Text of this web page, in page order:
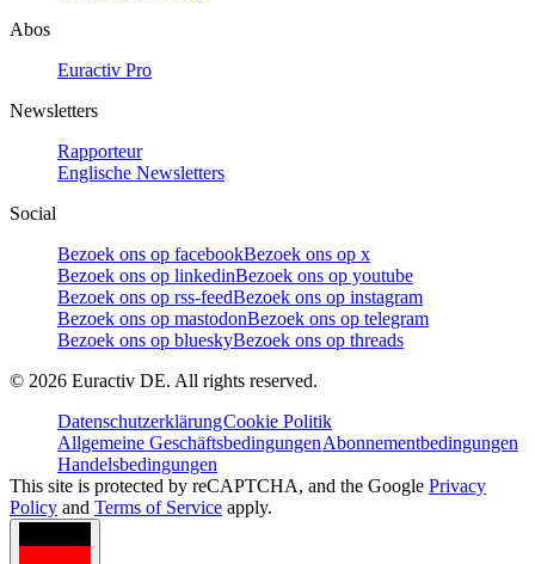
Abos
Euractiv Pro
Newsletters
Rapporteur
Englische Newsletters
Social
Bezoek ons op facebookBezoek ons op x
Bezoek ons op linkedinBezoek ons op youtube
Bezoek ons op rss-feedBezoek ons op instagram
Bezoek ons op mastodonBezoek ons op telegram
Bezoek ons op blueskyBezoek ons op threads
© 2026 Euractiv DE. All rights reserved.
DatenschutzerklärungCookie Politik
Allgemeine GeschäftsbedingungenAbonnementbedingungen
Handelsbedingungen
This site is protected by reCAPTCHA, and the Google Privacy
Policy and Terms of Service apply.